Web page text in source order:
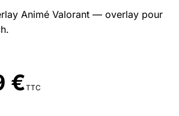
Animé Valorant — overlay pour
€TTC